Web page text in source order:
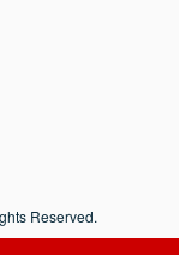
Reserved.